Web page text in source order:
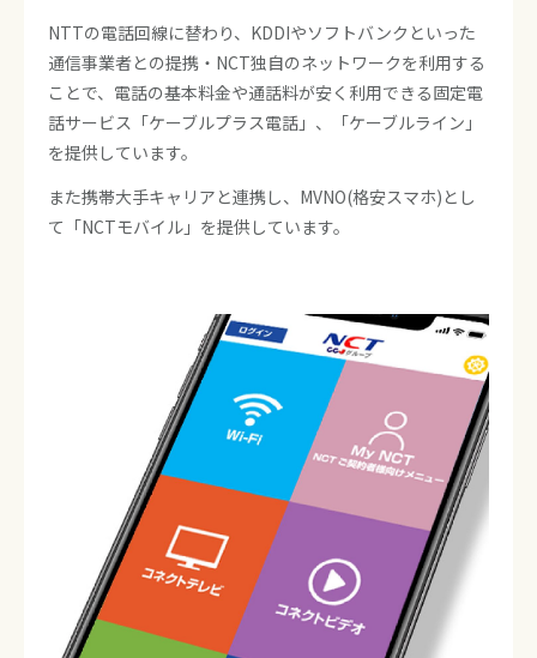
NTTの電話回線に替わり、KDDIやソフトバンクといった
通信事業者との提携・NCT独自のネットワークを利用する
ことで、電話の基本料金や通話料が安く利用できる固定電
話サービス「ケーブルプラス電話」、「ケーブルライン」
を提供しています。
また携帯大手キャリアと連携し、MVNO(格安スマホ)とし
て「NCTモバイル」を提供しています。